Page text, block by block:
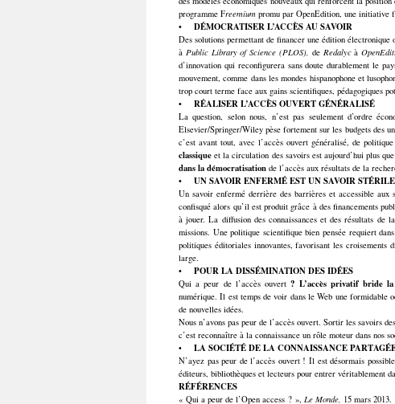
programme Freemium promu par OpenEdition, une initiative
• DÉMOCRATISER L’ACCÈS AU SAVOIR
Des solutions permettant de financer une édition
à Public Library of Science (PLOS), de Redalycà
d’innovation qui reconfigurera sans doute durablement le
mouvement, comme dans les mondes hispanophone et
trop court terme face aux gains scientifiques, pédagogiques
• RÉALISER L’ACCÈS OUVERT GÉNÉRALISÉ
La question, selon nous, n’est pas seulement d’ordre
Elsevier/Springer/Wiley pèse fortement sur les budgets des
c’est avant tout, avec l’accès ouvert généralisé, de
classique et la circulation des savoirs est aujourd’hui plus
dans la démocratisation de l’accès aux résultats de la
• UN SAVOIR ENFERMÉEST UN SAVOIR STÉRILE
Un savoir enfermé derrière des barrières et accessible aux
confisqué alors qu’il est produit grâce à des financements
à jouer. La diffusion des connaissances et des résultats
missions. Une politique scientifique bien pensée requiert
politiques éditoriales innovantes, favorisant les
large.
• POUR LA DISSÉMINATION DES IDÉES
Qui a peur de l’accès ouvert? L’accès privatif bride
numérique. Il est temps de voir dans le Web une formidable
de nouvelles idées.
Nous n’avons pas peur de l’accès ouvert. Sortir les savoirs
c’est reconnaître à la connaissance un rôle moteur dans nos
• LA SOCIÉTÉDE LA CONNAISSANCE
N’ayez pas peur de l’accès ouvert ! Il est désormais
éditeurs, bibliothèques et lecteurs pour entrer véritablement
RÉFÉRENCES
« Qui a peur de l’Open access ? », Le Monde, 15 mars 2013.